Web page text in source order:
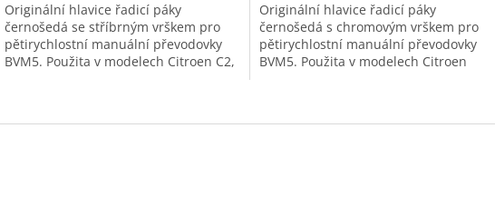
Originální hlavice řadicí páky
černošedá se stříbrným vrškem pro
pětirychlostní manuální převodovky
BVM5. Použita v modelech Citroen C2,
Originální hlavice řadicí páky
černošedá s chromovým vrškem pro
pětirychlostní manuální převodovky
BVM5. Použita v modelech Citroen
v